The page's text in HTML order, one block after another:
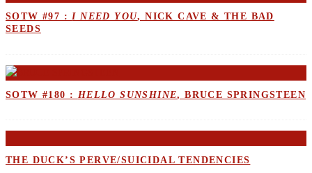
SOTW #97 :I NEED YOU, NICK CAVE & THE BAD
SEEDS
SOTW #180 : HELLO SUNSHINE, BRUCE SPRINGSTEEN
THE DUCK’S PERVE/SUICIDAL TENDENCIES